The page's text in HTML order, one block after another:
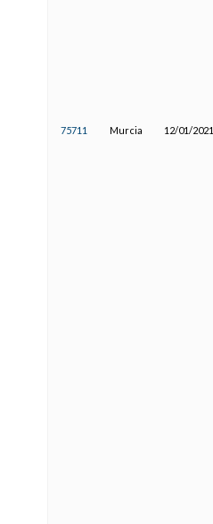
75711 Murcia 12/01/2021